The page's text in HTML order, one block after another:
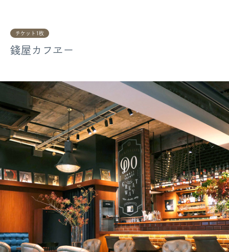
チケット1枚
錢屋カフヱー